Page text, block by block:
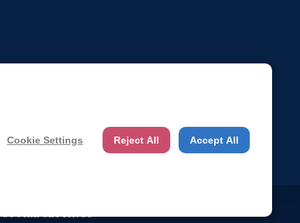
COOKIE SETTINGS
Cookie Settings Reject All Accept All